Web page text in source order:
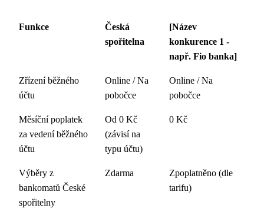
Funkce
Česká
spořitelna
[Název
konkurence 1 -
např. Fio banka]
Zřízení běžného
účtu
Online / Na
pobočce
Online / Na
pobočce
Měsíční poplatek
za vedení běžného
účtu
Od 0 Kč
(závisí na
typu účtu)
0 Kč
Výběry z
bankomatů České
spořitelny
Zdarma
Zpoplatněno (dle
tarifu)